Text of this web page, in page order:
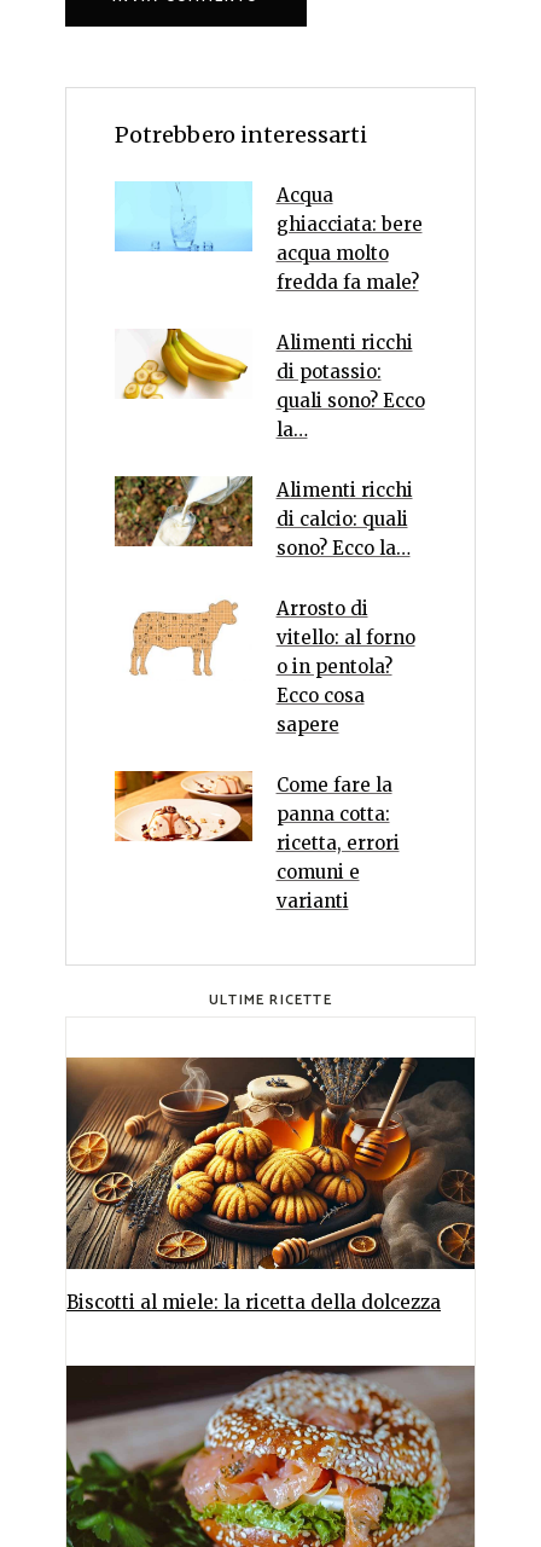
Potrebbero interessarti
Acqua
ghiacciata: bere
acqua molto
fredda fa male?
Alimenti ricchi
di potassio:
quali sono? Ecco
la…
Alimenti ricchi
di calcio: quali
sono? Ecco la…
Arrosto di
vitello: al forno
o in pentola?
Ecco cosa
sapere
Come fare la
panna cotta:
ricetta, errori
comuni e
varianti
ULTIME RICETTE
Biscotti al miele: la ricetta della dolcezza